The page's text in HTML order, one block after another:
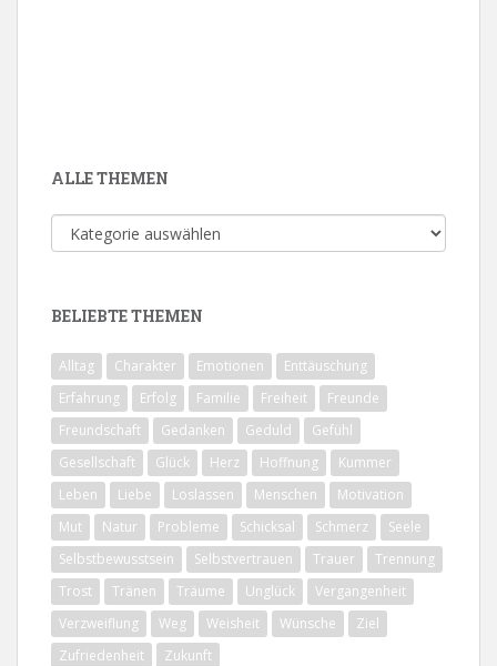
ALLE THEMEN
Alle
Themen
BELIEBTE THEMEN
Alltag Charakter Emotionen
Enttäuschung
Erfahrung
Erfolg Familie Freiheit
Freunde
Freundschaft
Gedanken Geduld
Gefühl
Gesellschaft
Glück Herz Hoffnung
Kummer
Leben
Liebe Loslassen Menschen
Motivation
Mut
Natur Probleme Schicksal Schmerz
Seele
Selbstbewusstsein
Selbstvertrauen Trauer
Trennung
Trost
Tränen Träume Unglück
Vergangenheit
Verzweiflung
Weg Weisheit Wünsche
Ziel
Zufriedenheit
Zukunft